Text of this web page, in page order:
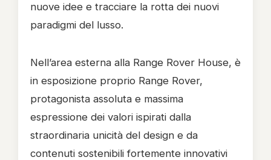
nuove idee e tracciare la rotta dei nuovi
paradigmi del lusso.
Nell’area esterna alla Range Rover House, è
in esposizione proprio Range Rover,
protagonista assoluta e massima
espressione dei valori ispirati dalla
straordinaria unicità del design e da
contenuti sostenibili fortemente innovativi